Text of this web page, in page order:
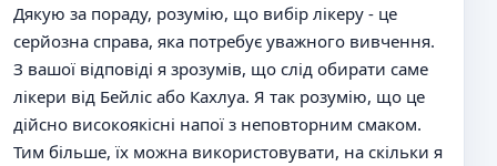
п
р
о
и
т
а
Дякую за пораду, розумію, що вибір лікеру - це
серйозна справа, яка потребує уважного вивчення.
З вашої відповіді я зрозумів, що слід обирати саме
лікери від Бейліс або Кахлуа. Я так розумію, що це
дійсно високоякісні напої з неповторним смаком.
Тим більше, їх можна використовувати, на скільки я